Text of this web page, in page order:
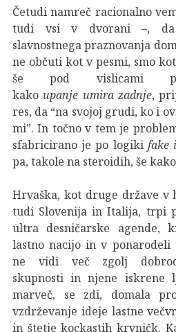
Četudi namreč racionalno
tudi vsi v dvorani –,
slavnostnega praznovanja
ne občuti kot v pesmi, smo
še pod vislicami
kako upanje umira zadnje,
res, da “na svojoj grudi, ko i
mi”. In točno v tem je
sfabricirano je po logiki fake
pa, takole na steroidih, še
Hrvaška, kot druge države
tudi Slovenija in Italija, trpi
ultra desničarske agende,
lastno nacijo in v ponarodeli
ne vidi več zgolj
skupnosti in njene iskrene
marveč, se zdi, domala
vzdrževanje ideje lastne
in štetje kockastih krvničk.